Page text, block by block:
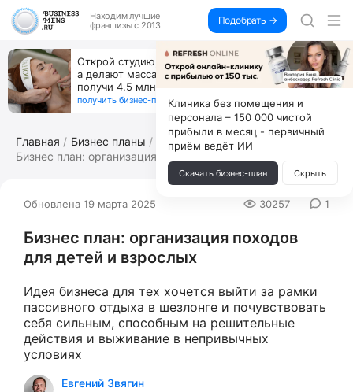
Находим лучшие
франшизы с 2013
Подобрать →
же год
За 90 тыс. открой магазин на
коробок, ни товара, ни склада,
получить бизнес-план ↓
Главная
Бизнес планы
Бизнес план: организация походов для ...
Обновлена 19 марта 2025 30257 1
Бизнес план: организация походов
для детей и взрослых
Идея бизнеса для тех хочется выйти за рамки
пассивного отдыха в шезлонге и почувствовать
себя сильным, способным на решительные
действия и выживание в непривычных
условиях
Евгений Звягин
Клиника без помещения и
персонала – 150 000 чистой
прибыли в месяц - первичный
приём ведёт ИИ
Скачать бизнес-план Скрыть